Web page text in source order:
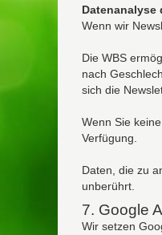
Datenanalyse
Wenn wir
Die WBS
nach
sich die
Wenn Sie
Verfügung.
Daten, die zu
unberührt.
7. Google
Wir setzen